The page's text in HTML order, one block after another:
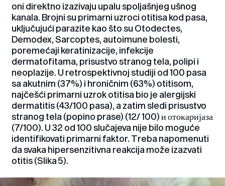
oni direktno izazivaju upalu spoljašnjeg ušnog
kanala. Brojni su primarni uzroci otitisa kod pasa,
uključujući parazite kao što su Otodectes,
Demodex, Sarcoptes, autoimune bolesti,
poremećaji keratinizacije, infekcije
dermatofitama, prisustvo stranog tela, polipi i
neoplazije. U retrospektivnoj studiji od 100 pasa
sa akutnim (37%) i hroničnim (63%) otitisom,
najčešći primarni uzrok otitisa bio je alergijski
dermatitis (43/100 pasa), a zatim sledi prisustvo
stranog tela (popino prase) (12/ 100) и отокаријаза
(7/100). U 32 od 100 slučajeva nije bilo moguće
identifikovati primarni faktor. Treba napomenuti
da svaka hipersenzitivna reakcija može izazvati
otitis (Slika 5).